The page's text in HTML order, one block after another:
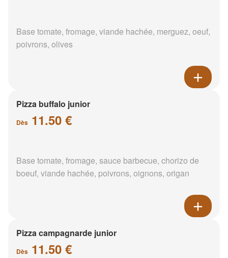
Base tomate, fromage, viande hachée, merguez, oeuf,
poivrons, olives
Pizza buffalo junior
Dès 11.50 €
Base tomate, fromage, sauce barbecue, chorizo de
boeuf, viande hachée, poivrons, oignons, origan
Pizza campagnarde junior
Dès 11.50 €